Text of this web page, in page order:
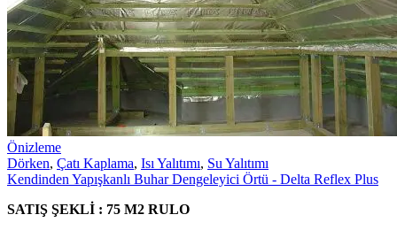
Önizleme
Dörken, Çatı Kaplama, Isı Yalıtımı, Su Yalıtımı
Kendinden Yapışkanlı Buhar Dengeleyici Örtü - Delta Reflex Plus
SATIŞ ŞEKLİ : 75 M2 RULO